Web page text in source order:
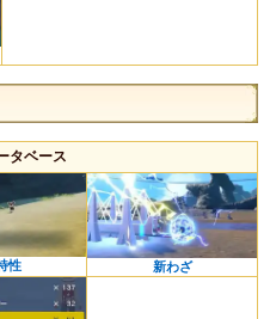
タベース
性 新わざ